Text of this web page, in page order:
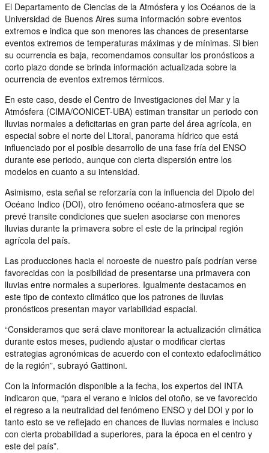
El Departamento de Ciencias de la Atmósfera y los Océanos de la
Universidad de Buenos Aires suma información sobre eventos
extremos e indica que son menores las chances de presentarse
eventos extremos de temperaturas máximas y de mínimas. Si bien
su ocurrencia es baja, recomendamos consultar los pronósticos a
corto plazo donde se brinda información actualizada sobre la
ocurrencia de eventos extremos térmicos.
En este caso, desde el Centro de Investigaciones del Mar y la
Atmósfera (CIMA/CONICET-UBA) estiman transitar un periodo con
lluvias normales a deficitarias en gran parte del área agrícola, en
especial sobre el norte del Litoral, panorama hídrico que está
influenciado por el posible desarrollo de una fase fría del ENSO
durante ese periodo, aunque con cierta dispersión entre los
modelos en cuanto a su intensidad.
Asimismo, esta señal se reforzaría con la influencia del Dipolo del
Océano Indico (DOI), otro fenómeno océano-atmosfera que se
prevé transite condiciones que suelen asociarse con menores
lluvias durante la primavera sobre el este de la principal región
agrícola del país.
Las producciones hacia el noroeste de nuestro país podrían verse
favorecidas con la posibilidad de presentarse una primavera con
lluvias entre normales a superiores. Igualmente destacamos en
este tipo de contexto climático que los patrones de lluvias
pronósticos presentan mayor variabilidad espacial.
“Consideramos que será clave monitorear la actualización climática
durante estos meses, pudiendo ajustar o modificar ciertas
estrategias agronómicas de acuerdo con el contexto edafoclimático
de la región”, subrayó Gattinoni.
Con la información disponible a la fecha, los expertos del INTA
indicaron que, “para el verano e inicios del otoño, se ve favorecido
el regreso a la neutralidad del fenómeno ENSO y del DOI y por lo
tanto esto se ve reflejado en chances de lluvias normales e incluso
con cierta probabilidad a superiores, para la época en el centro y
este del país”.